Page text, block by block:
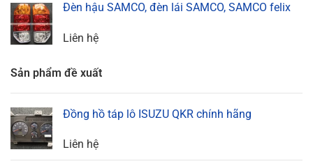
Đèn hậu SAMCO, đèn lái SAMCO, SAMCO felix
Liên hệ
Sản phẩm đề xuất
Đồng hồ táp lô ISUZU QKR chính hãng
Liên hệ